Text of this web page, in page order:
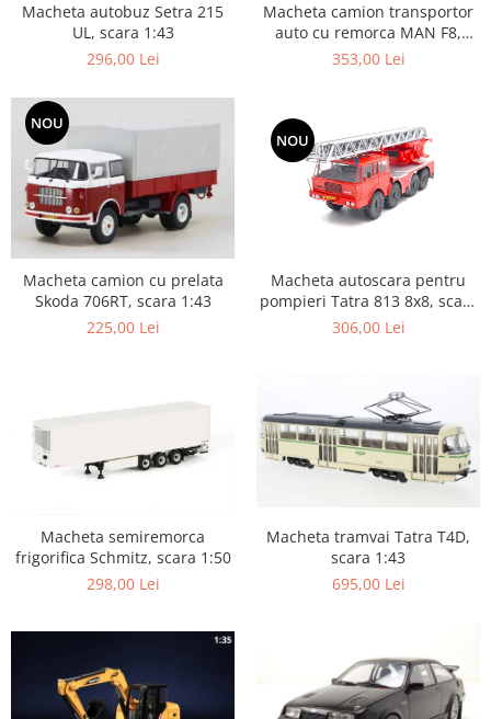
Macheta autobuz Setra 215
UL, scara 1:43
296,00 Lei
Macheta camion transportor
auto cu remorca MAN F8,
scara 1:43
353,00 Lei
NOU
Macheta camion cu prelata
Skoda 706RT, scara 1:43
225,00 Lei
NOU
Macheta autoscara pentru
pompieri Tatra 813 8x8, scara
1:43
306,00 Lei
Macheta semiremorca
frigorifica Schmitz, scara 1:50
298,00 Lei
Macheta tramvai Tatra T4D,
scara 1:43
695,00 Lei